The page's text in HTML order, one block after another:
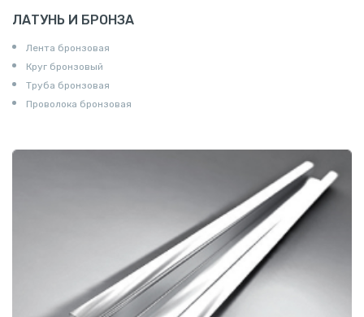
ЛАТУНЬ И БРОНЗА
Лента бронзовая
Круг бронзовый
Труба бронзовая
Проволока бронзовая